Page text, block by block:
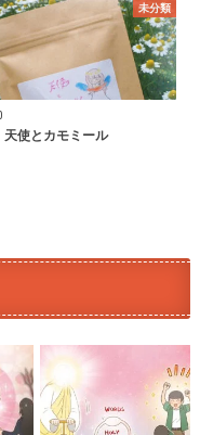
未分類
使とカモミール